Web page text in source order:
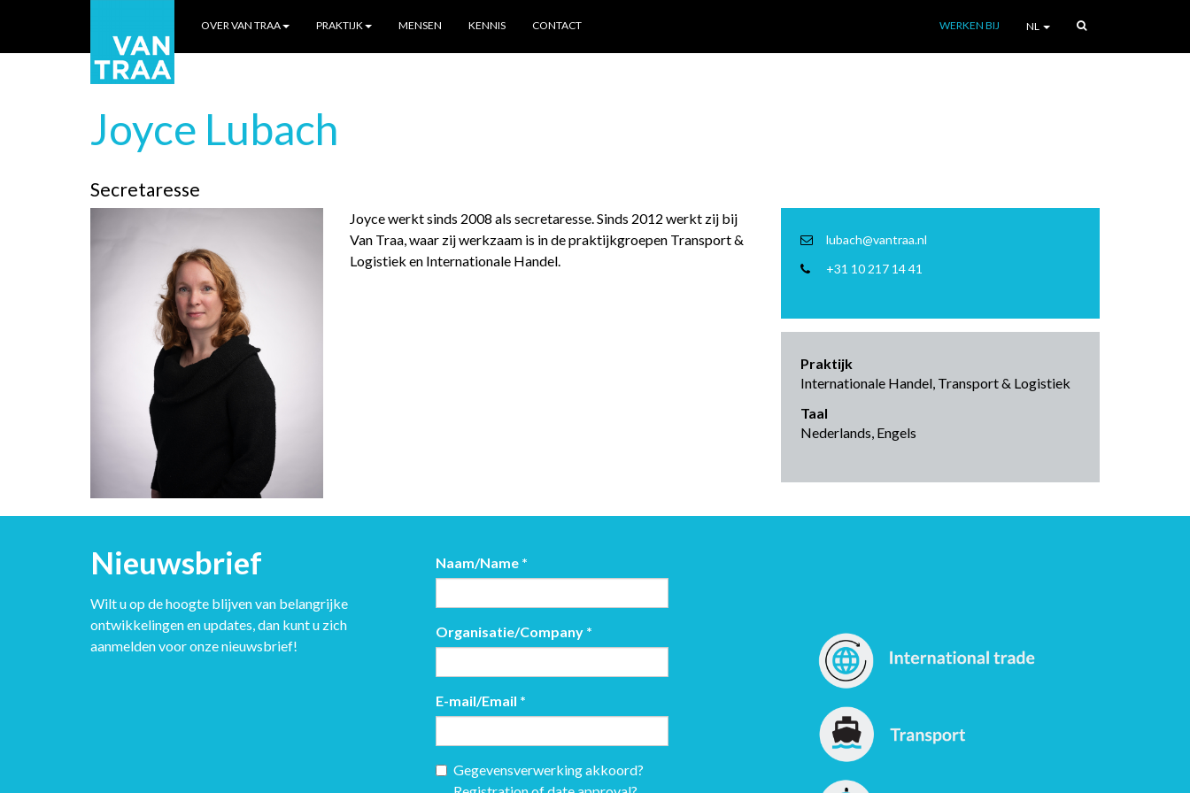
OVER VAN TRAA PRAKTIJK MENSEN KENNIS CONTACT WERKEN BIJ NL
Joyce Lubach
Secretaresse
Joyce werkt sinds 2008 als secretaresse. Sinds 2012 werkt zij bij
Van Traa, waar zij werkzaam is in de praktijkgroepen Transport &
Logistiek en Internationale Handel.
lubach@vantraa.nl
+31 10 217 14 41
Praktijk
Internationale Handel, Transport & Logistiek
Taal
Nederlands, Engels
Nieuwsbrief
Wilt u op de hoogte blijven van belangrijke
ontwikkelingen en updates, dan kunt u zich
aanmelden voor onze nieuwsbrief!
Naam/Name *
Organisatie/Company *
E-mail/Email *
Gegevensverwerking akkoord?